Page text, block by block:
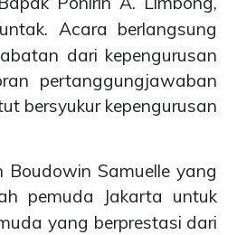
Acara berlangsung
dari kepengurusan
pertanggungjawaban
bersyukur kepengurusan
Samuelle yang
pemuda Jakarta untuk
yang berprestasi dari